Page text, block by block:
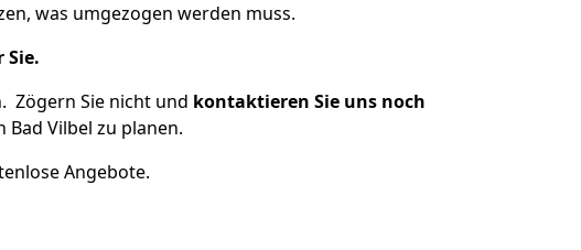
was umgezogen werden muss.
Zögern Sie nicht und kontaktieren Sie uns noch
Vilbel zu planen.
Angebote.